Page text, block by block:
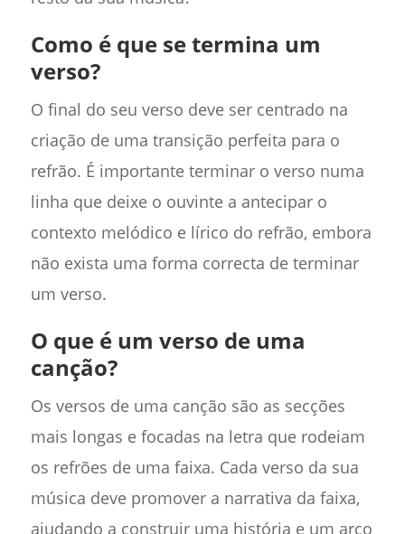
Como é que se termina um
verso?
O final do seu verso deve ser centrado na
criação de uma transição perfeita para o
refrão. É importante terminar o verso numa
linha que deixe o ouvinte a antecipar o
contexto melódico e lírico do refrão, embora
não exista uma forma correcta de terminar
um verso.
O que é um verso de uma
canção?
Os versos de uma canção são as secções
mais longas e focadas na letra que rodeiam
os refrões de uma faixa. Cada verso da sua
música deve promover a narrativa da faixa,
ajudando a construir uma história e um arco